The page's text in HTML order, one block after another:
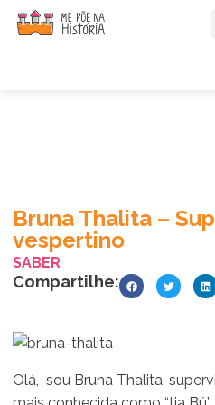
Bruna Thalita –
vespertino
SABER
Compartilhe:
Olá, sou Bruna Thalita,